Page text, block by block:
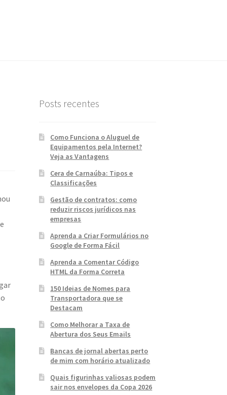
Posts recentes
Como Funciona o Aluguel de
Equipamentos pela Internet?
Veja as Vantagens
Cera de Carnaúba: Tipos e
Classificações
Gestão de contratos: como
reduzir riscos jurídicos nas
empresas
Aprenda a Criar Formulários no
Google de Forma Fácil
Aprenda a Comentar Código
HTML da Forma Correta
150 Ideias de Nomes para
Transportadora que se
Destacam
Como Melhorar a Taxa de
Abertura dos Seus Emails
Bancas de jornal abertas perto
de mim com horário atualizado
Quais figurinhas valiosas podem
sair nos envelopes da Copa 2026